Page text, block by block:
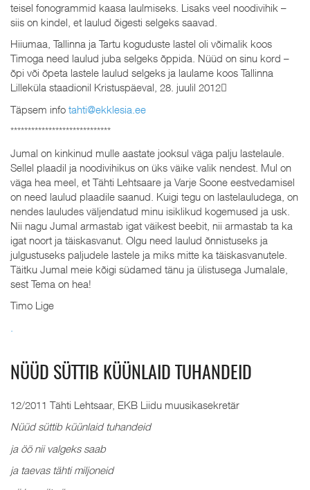
teisel fonogrammid kaasa laulmiseks. Lisaks veel noodivihik –
siis on kindel, et laulud õigesti selgeks saavad.
Hiiumaa, Tallinna ja Tartu koguduste lastel oli võimalik koos
Timoga need laulud juba selgeks õppida. Nüüd on sinu kord –
õpi või õpeta lastele laulud selgeks ja laulame koos Tallinna
Lilleküla staadionil Kristuspäeval, 28. juulil 2012
Täpsem info tahti@ekklesia.ee
*****************************
Jumal on kinkinud mulle aastate jooksul väga palju lastelaule.
Sellel plaadil ja noodivihikus on üks väike valik nendest. Mul on
väga hea meel, et Tähti Lehtsaare ja Varje Soone eestvedamisel
on need laulud plaadile saanud. Kuigi tegu on lastelauludega, on
nendes lauludes väljendatud minu isiklikud kogemused ja usk.
Nii nagu Jumal armastab igat väikest beebit, nii armastab ta ka
igat noort ja täiskasvanut. Olgu need laulud õnnistuseks ja
julgustuseks paljudele lastele ja miks mitte ka täiskasvanutele.
Täitku Jumal meie kõigi südamed tänu ja ülistusega Jumalale,
sest Tema on hea!
Timo Lige
NÜÜD SÜTTIB KÜÜNLAID TUHANDEID
12/2011 Tähti Lehtsaar, EKB Liidu muusikasekretär
Nüüd süttib küünlaid tuhandeid
ja öö nii valgeks saab
ja taevas tähti miljoneid